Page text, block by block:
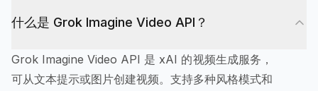
什么是 Grok Imagine Video API？
Grok Imagine Video API 是 xAI 的视频生成服务，
可从文本提示或图片创建视频。支持多种风格模式和